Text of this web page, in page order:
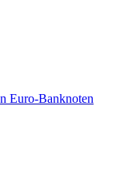
Euro-Banknoten